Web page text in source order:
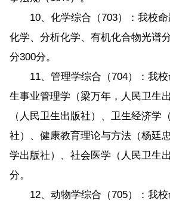
10、化学综合（703）：我校命
化学、分析化学、有机化合物光谱
分300分。
11、管理学综合（704）：我校
生事业管理学（梁万年，人民卫生
（人民卫生出版社）、卫生经济学
社）、健康教育理论与方法（杨廷
学出版社）、社会医学（人民卫生
分。
12、动物学综合（705）：我校